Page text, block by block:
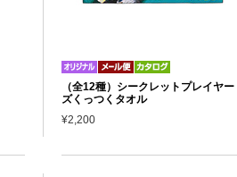
（全12種）シークレットプレイヤー
ズくっつくタオル
¥2,200